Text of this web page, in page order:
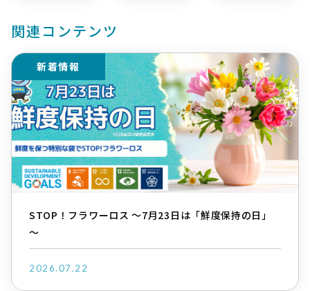
関連コンテンツ
新着情報
STOP！フラワーロス ～7月23日は「鮮度保持の日」
～
2026.07.22